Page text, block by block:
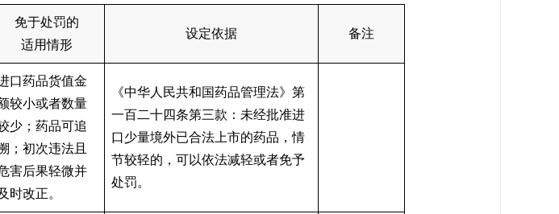
免于处罚的
适用情形
设定依据 备注
口药品货值金
较小或者数量
少；药品可追
；初次违法且
害后果轻微并
时改正。
《中华人民共和国药品管理法》第
一百二十四条第三款：未经批准进
口少量境外已合法上市的药品，情
节较轻的，可以依法减轻或者免予
处罚。